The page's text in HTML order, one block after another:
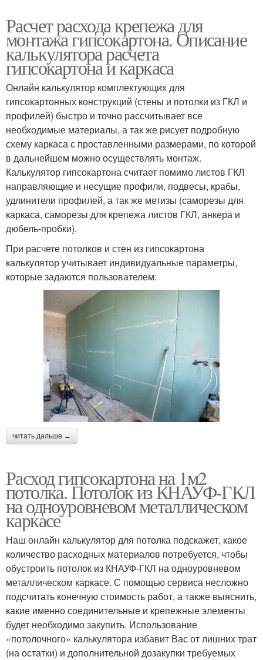
Расчет расхода крепежа для
монтажа гипсокартона. Описание
калькулятора расчета
гипсокартона и каркаса
Онлайн калькулятор комплектующих для
гипсокартонных конструкций (стены и потолки из ГКЛ и
профилей) быстро и точно рассчитывает все
необходимые материалы, а так же рисует подробную
схему каркаса с проставленными размерами, по которой
в дальнейшем можно осуществлять монтаж.
Калькулятор гипсокартона считает помимо листов ГКЛ
направляющие и несущие профили, подвесы, крабы,
удлинители профилей, а так же метизы (саморезы для
каркаса, саморезы для крепежа листов ГКЛ, анкера и
дюбель-пробки).
При расчете потолков и стен из гипсокартона
калькулятор учитывает индивидуальные параметры,
которые задаются пользователем:
читать дальше →
Расход гипсокартона на 1м2
потолка. Потолок из КНАУФ-ГКЛ
на одноуровневом металлическом
каркасе
Наш онлайн калькулятор для потолка подскажет, какое
количество расходных материалов потребуется, чтобы
обустроить потолок из КНАУФ-ГКЛ на одноуровневом
металлическом каркасе. С помощью сервиса несложно
подсчитать конечную стоимость работ, а также выяснить,
какие именно соединительные и крепежные элементы
будет необходимо закупить. Использование
«потолочного» калькулятора избавит Вас от лишних трат
(на остатки) и дополнительной дозакупки требуемых